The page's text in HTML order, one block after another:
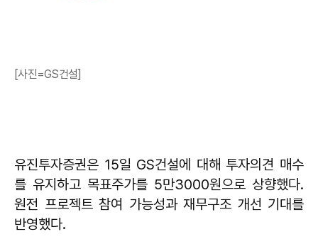
[사진=GS건설]
유진투자증권은 15일 GS건설에 대해 투자의견 매수
를 유지하고 목표주가를 5만3000원으로 상향했다.
원전 프로젝트 참여 가능성과 재무구조 개선 기대를
반영했다.